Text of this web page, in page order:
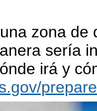
zona de
sería
irá y
prepare